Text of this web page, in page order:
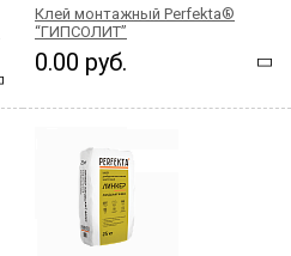
Клей монтажный Perfekta®
“ГИПСОЛИТ”
0.00 руб.